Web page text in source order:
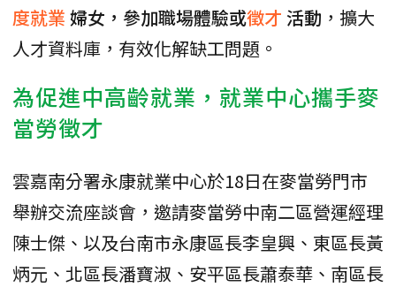
度就業 婦女，參加職場體驗或徵才 活動 ，擴大
人才資料庫，有效化解缺工問題。
為促進中高齡就業，就業中心攜手麥
當勞徵才
雲嘉南分署永康就業中心於18日在麥當勞門市
舉辦交流座談會，邀請麥當勞中南二區營運經理
陳士傑、以及台南市永康區長李皇興、東區長黃
炳元、北區長潘寶淑、安平區長蕭泰華、南區長